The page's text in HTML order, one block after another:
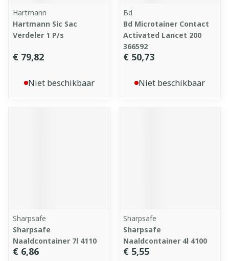
Hartmann
Hartmann Sic Sac
Verdeler 1 P/s
€ 79,82
Niet beschikbaar
Bd
Bd Microtainer Contact
Activated Lancet 200
366592
€ 50,73
Niet beschikbaar
Sharpsafe
Sharpsafe
Naaldcontainer 7l 4110
€ 6,86
Sharpsafe
Sharpsafe
Naaldcontainer 4l 4100
€ 5,55